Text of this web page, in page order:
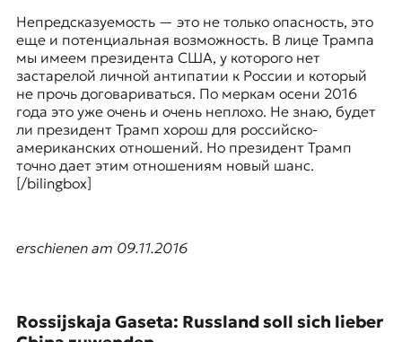
Непредсказуемость — это не только опасность, это
еще и потенциальная возможность. В лице Трампа
мы имеем президента США, у которого нет
застарелой личной антипатии к России и который
не прочь договариваться. По меркам осени 2016
года это уже очень и очень неплохо. Не знаю, будет
ли президент Трамп хорош для российско-
американских отношений. Но президент Трамп
точно дает этим отношениям новый шанс.
[/bilingbox]
erschienen am 09.11.2016
Rossijskaja Gaseta: Russland soll sich lieber